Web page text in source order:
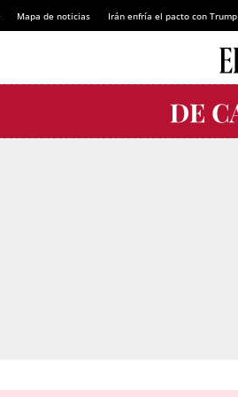
Mapa de noticias Irán enfría el pacto con Trump